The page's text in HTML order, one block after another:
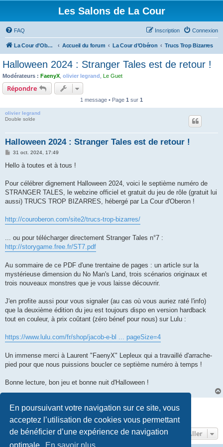
En poursuivant votre navigation sur ce site, vous
acceptez l’utilisation de cookies vous permettant
de bénéficier d’une expérience de navigation
Les Salons de La Cour
FAQ Connexion
Inscription
La Cour d’Obéron Accueil du forum La Cour d’Obéron Trucs Trop Bizarres
Halloween 2024 : Stranger Tales est de retour !
Modérateurs : FaenyX olivier legrand Le Guet
Répondre
1 message • Page 1 sur 1
olivier legrand
Double solde
Halloween 2024 : Stranger Tales est de retour !
M
s
g
31 oct. 2024, 17:49
Hello à toutes et à tous !
Pour célébrer dignement Halloween 2024, voici le septième numéro de
STRANGER TALES, le webzine officiel et gratuit du jeu de rôle (gratuit lui
aussi) TRUCS TROP BIZARRES, hébergé par La Cour d'Oberon !
http://couroberon.com/site2/trucs-trop-bizarres/
... ou pour télécharger directement Stranger Tales n°7 :
http://storygame.free.fr/ST7.pdf
Au sommaire de ce PDF d'une trentaine de pages : un article sur la
mystérieuse dimension du No Man's Land, trois scénarios originaux et
trois nouveaux monstres que je vous laisse découvrir.
J'en profite aussi pour vous signaler (au cas où vous auriez raté l'info)
que la deuxième édition du jeu est toujours dispo en version hardback
tout en couleur, à prix coûtant (zéro bénef pour nous) sur Lulu :
https://www.lulu.com/fr/shop/jacob-e-bl ... pageSize=4
Un immense merci à Laurent "FaenyX" Lepleux qui a travaillé d'arrache-
pied pour que nous puissions boucler ce septième numéro à temps !
Bonne lecture, bon jeu et bonne nuit d'Halloween !
Répondre
1 message • Page 1sur
Aller